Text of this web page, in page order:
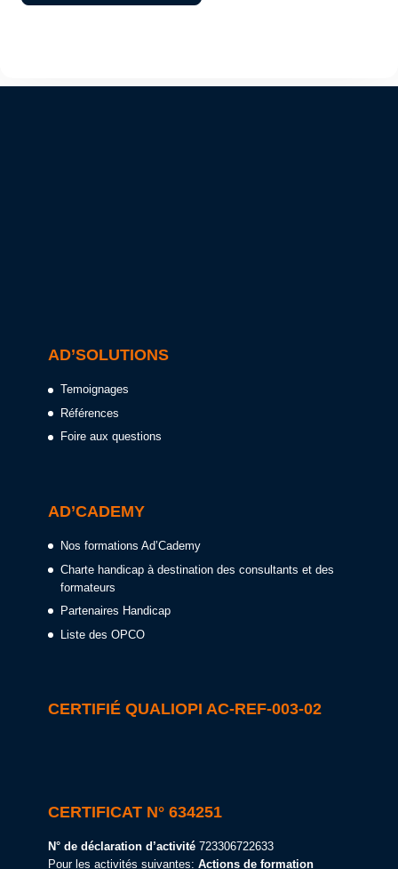
AD’SOLUTIONS
Temoignages
Références
Foire aux questions
AD’CADEMY
Nos formations Ad’Cademy
Charte handicap à destination des consultants et des
formateurs
Partenaires Handicap
Liste des OPCO
CERTIFIÉ QUALIOPI AC-REF-003-02
CERTIFICAT N° 634251
N° de déclaration d’activité723306722633
Pour les activités suivantes: Actions de formation